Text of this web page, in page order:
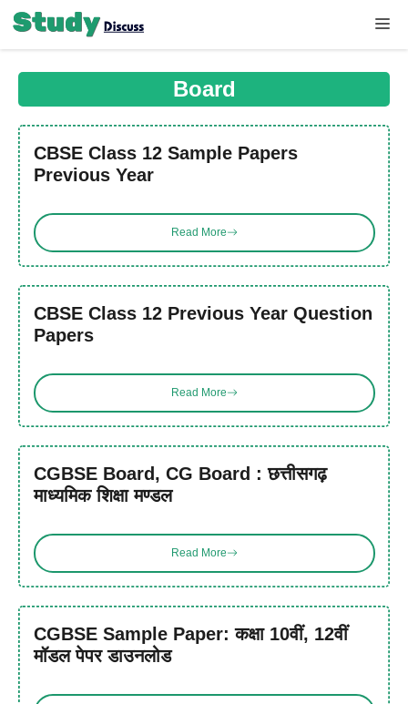
Skip
content
Board
CBSE Class 12 Sample Papers
Previous Year
Read More
CBSE Class 12 Previous Year Question
Papers
Read More
CGBSE Board, CG Board : छत्तीसगढ़
माध्यमिक शिक्षा मण्डल
Read More
CGBSE Sample Paper: कक्षा 10वीं, 12वीं
मॉडल पेपर डाउनलोड